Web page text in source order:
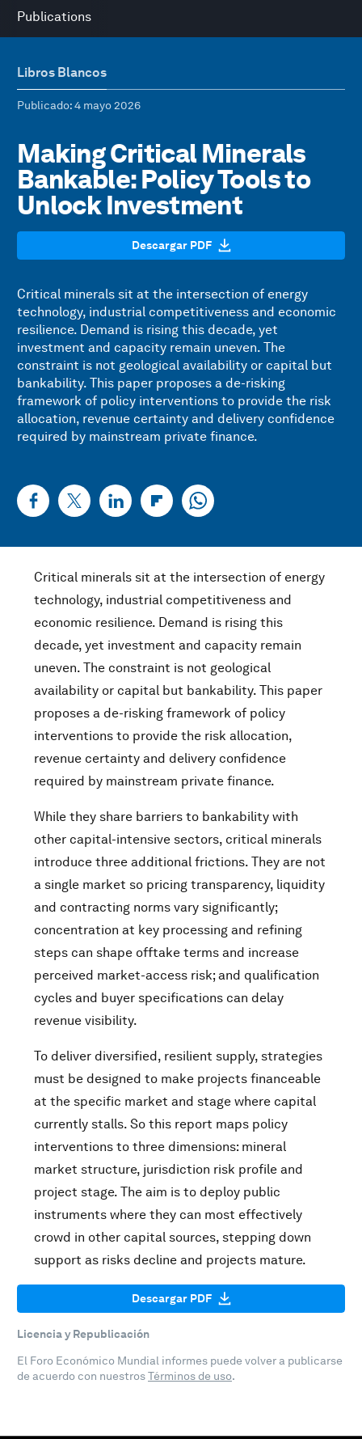
Publications
Libros Blancos
Publicado: 4 mayo 2026
Making Critical Minerals
Bankable: Policy Tools to
Unlock Investment
Descargar PDF
Critical minerals sit at the intersection of energy
technology, industrial competitiveness and economic
resilience. Demand is rising this decade, yet
investment and capacity remain uneven. The
constraint is not geological availability or capital but
bankability. This paper proposes a de-risking
framework of policy interventions to provide the risk
allocation, revenue certainty and delivery confidence
required by mainstream private finance.
Critical minerals sit at the intersection of energy
technology, industrial competitiveness and
economic resilience. Demand is rising this
decade, yet investment and capacity remain
uneven. The constraint is not geological
availability or capital but bankability. This paper
proposes a de-risking framework of policy
interventions to provide the risk allocation,
revenue certainty and delivery confidence
required by mainstream private finance.
While they share barriers to bankability with
other capital-intensive sectors, critical minerals
introduce three additional frictions. They are not
a single market so pricing transparency, liquidity
and contracting norms vary significantly;
concentration at key processing and refining
steps can shape offtake terms and increase
perceived market-access risk; and qualification
cycles and buyer specifications can delay
revenue visibility.
To deliver diversified, resilient supply, strategies
must be designed to make projects financeable
at the specific market and stage where capital
currently stalls. So this report maps policy
interventions to three dimensions: mineral
market structure, jurisdiction risk profile and
project stage. The aim is to deploy public
instruments where they can most effectively
crowd in other capital sources, stepping down
support as risks decline and projects mature.
Descargar PDF
Licencia y Republicación
El Foro Económico Mundial informes puede volver a publicarse
de acuerdo con nuestrosTérminos de uso.